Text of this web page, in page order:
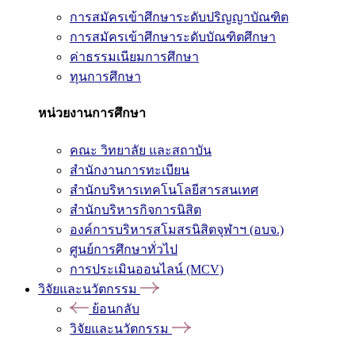
การสมัครเข้าศึกษาระดับปริญญาบัณฑิต
การสมัครเข้าศึกษาระดับบัณฑิตศึกษา
ค่าธรรมเนียมการศึกษา
ทุนการศึกษา
หน่วยงานการศึกษา
คณะ วิทยาลัย และสถาบัน
สำนักงานการทะเบียน
สำนักบริหารเทคโนโลยีสารสนเทศ
สำนักบริหารกิจการนิสิต
องค์การบริหารสโมสรนิสิตจุฬาฯ (อบจ.)
ศูนย์การศึกษาทั่วไป
การประเมินออนไลน์ (MCV)
วิจัยและนวัตกรรม
ย้อนกลับ
วิจัยและนวัตกรรม